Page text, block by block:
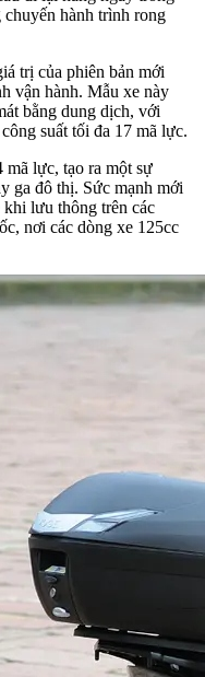
hành trình rong
trị của phiên bản mới
vận hành. Mẫu xe này
bằng dung dịch, với
suất tối đa 17 mã lực.
mã lực, tạo ra một sự
ga đô thị. Sức mạnh mới
lưu thông trên các
nơi các dòng xe 125cc